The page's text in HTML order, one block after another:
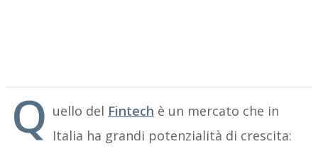
Q uello del Fintech è un mercato che in
Italia ha grandi potenzialità di crescita: